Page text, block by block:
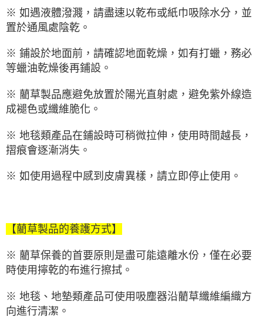
※ 如遇液體潑濺，請盡速以乾布或紙巾吸除水分，並
置於通風處陰乾。
※ 鋪設於地面前，請確認地面乾燥，如有打蠟，務必
等蠟油乾燥後再鋪設。
※ 藺草製品應避免放置於陽光直射處，避免紫外線造
成褪色或纖維脆化。
※ 地毯類產品在鋪設時可稍微拉伸，使用時間越長，
摺痕會逐漸消失。
※ 如使用過程中感到皮膚異樣，請立即停止使用。
【藺草製品的養護方式】
※ 藺草保養的首要原則是盡可能遠離水份，僅在必要
時使用擰乾的布進行擦拭。
※ 地毯、地墊類產品可使用吸塵器沿藺草纖維編織方
向進行清潔。